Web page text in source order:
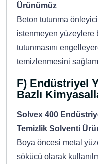
Ürünümüz
Beton tutunma
istenmeyen yüzeylere
tutunmasını
temizlenmesini
F) Endüstriyel
Bazlı
Solvex 400
Temizlik Solventi
Boya öncesi metal
sökücü olarak